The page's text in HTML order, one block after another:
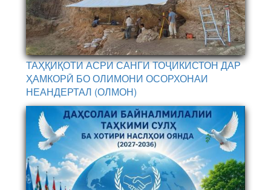
ТАҲҚИҚОТИ АСРИ САНГИ ТОҶИКИСТОН ДАР
ҲАМКОРӢ БО ОЛИМОНИ ОСОРХОНАИ
НЕАНДЕРТАЛ (ОЛМОН)